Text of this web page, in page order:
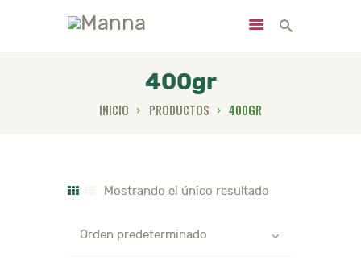
400gr
INICIO PRODUCTOS 400GR
INICIO
SERVICIOS
NUTRICIÓN
Mostrando el único resultado